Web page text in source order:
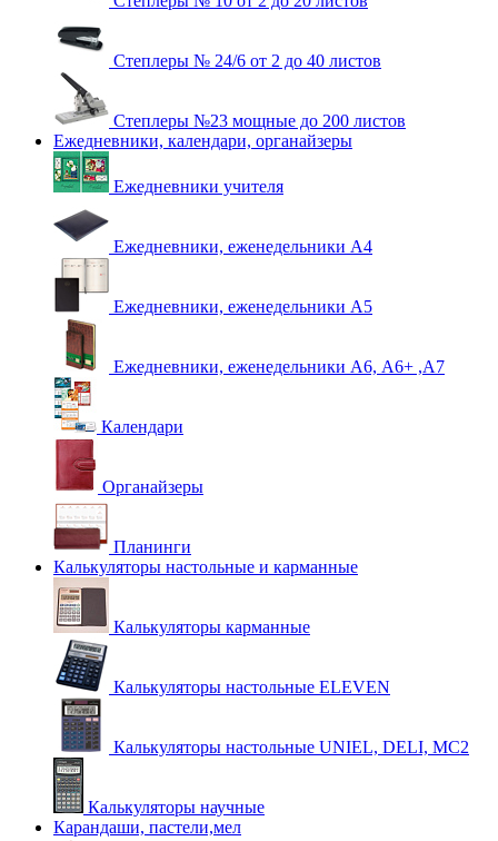
Степлеры № 24/6 от 2 до 40 листов
Степлеры №23 мощные до 200 листов
Ежедневники, календари, органайзеры
Ежедневники учителя
Ежедневники, еженедельники А4
Ежедневники, еженедельники А5
Ежедневники, еженедельники А6, А6+ ,А7
Календари
Органайзеры
Планинги
Калькуляторы настольные и карманные
Калькуляторы карманные
Калькуляторы настольные ELEVEN
Калькуляторы настольные UNIEL, DELI, MC2
Калькуляторы научные
Карандаши, пастели,мел